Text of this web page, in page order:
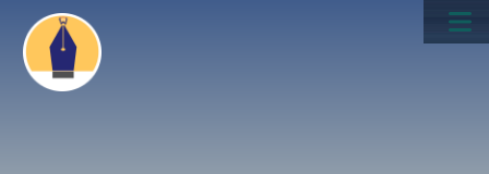
Pasar
contenido
principal